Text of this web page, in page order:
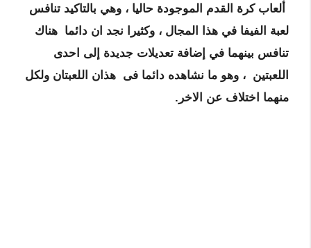
ألعاب كرة القدم الموجودة حاليا ، وهي بالتاكيد تنافس
لعبة الفيفا في هذا المجال ، وكثيرا نجد ان دائما هناك
تنافس بينهما في إضافة تعديلات جديدة إلى احدى
اللعبتين ، وهو ما نشاهده دائما فى هذان اللعبتان ولكل
منهما اختلاف عن الاخر.